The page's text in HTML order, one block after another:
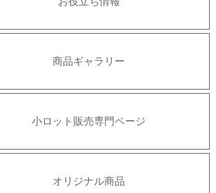
商品ギャラリー
小ロット販売専門ページ
オリジナル商品